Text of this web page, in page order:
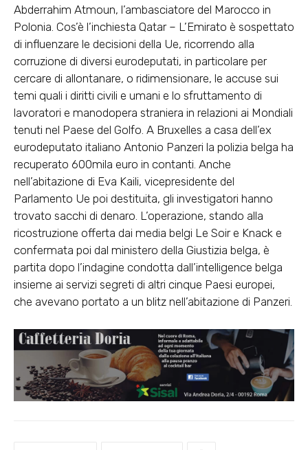
Abderrahim Atmoun, l’ambasciatore del Marocco in
Polonia. Cos’è l’inchiesta Qatar – L’Emirato è sospettato
di influenzare le decisioni della Ue, ricorrendo alla
corruzione di diversi eurodeputati, in particolare per
cercare di allontanare, o ridimensionare, le accuse sui
temi quali i diritti civili e umani e lo sfruttamento di
lavoratori e manodopera straniera in relazioni ai Mondiali
tenuti nel Paese del Golfo. A Bruxelles a casa dell’ex
eurodeputato italiano Antonio Panzeri la polizia belga ha
recuperato 600mila euro in contanti. Anche
nell’abitazione di Eva Kaili, vicepresidente del
Parlamento Ue poi destituita, gli investigatori hanno
trovato sacchi di denaro. L’operazione, stando alla
ricostruzione offerta dai media belgi Le Soir e Knack e
confermata poi dal ministero della Giustizia belga, è
partita dopo l’indagine condotta dall’intelligence belga
insieme ai servizi segreti di altri cinque Paesi europei,
che avevano portato a un blitz nell’abitazione di Panzeri.